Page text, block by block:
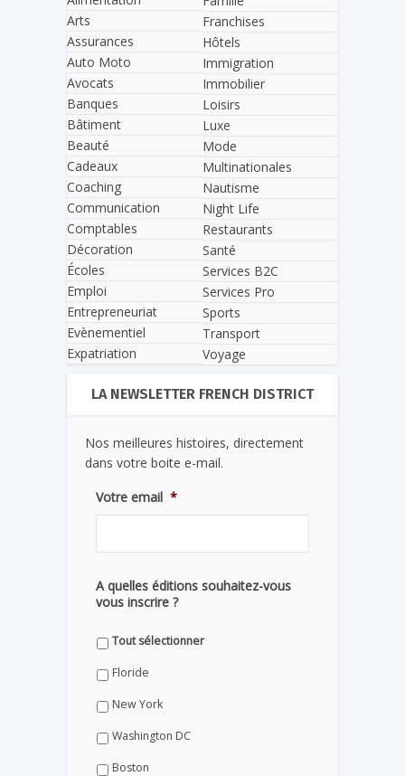
Arts
Assurances
Auto Moto
Avocats
Banques
Bâtiment
Beauté
Cadeaux
Coaching
Communication
Comptables
Décoration
Écoles
Emploi
Entrepreneuriat
Evènementiel
Expatriation
Franchises
Hôtels
Immigration
Immobilier
Loisirs
Luxe
Mode
Multinationales
Nautisme
Night Life
Restaurants
Santé
Services B2C
Services Pro
Sports
Transport
Voyage
LA NEWSLETTER FRENCH DISTRICT
Nos meilleures histoires, directement
dans votre boite e-mail.
Votre email *
A quelles éditions souhaitez-vous
vous inscrire ?
Tout sélectionner
Floride
New York
Washington DC
Boston